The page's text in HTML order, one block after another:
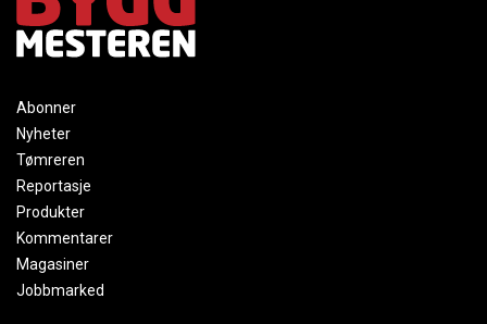
Abonner
Nyheter
Tømreren
Reportasje
Produkter
Kommentarer
Magasiner
Jobbmarked